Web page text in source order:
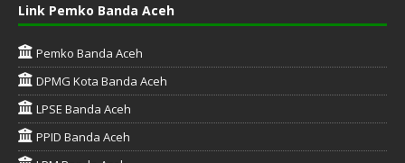
Link Pemko Banda Aceh
Pemko Banda Aceh
DPMG Kota Banda Aceh
LPSE Banda Aceh
PPID Banda Aceh